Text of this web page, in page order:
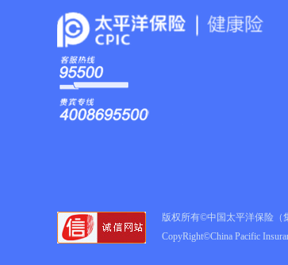
版权所有©中国太平洋保险（
CopyRight©China Pacific